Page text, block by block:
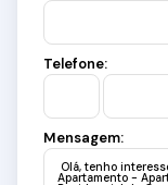
Telefone:
Mensagem: